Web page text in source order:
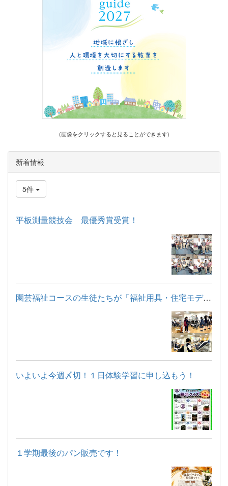
(画像をクリックすると見ることができます)
新着情報
5件
平板測量競技会 最優秀賞受賞！
園芸福祉コースの生徒たちが「福祉用具・住宅モデルルーム見学」...
いよいよ今週〆切！１日体験学習に申し込もう！
１学期最後のパン販売です！